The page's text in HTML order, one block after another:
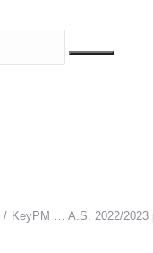
KeyPM … A.S. 2022/2023